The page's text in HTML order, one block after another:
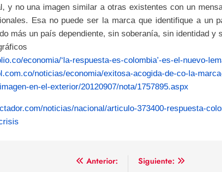
y no una imagen similar a otras existentes con un
Esa no puede ser la marca que identifique a un
más un país dependiente, sin soberanía, sin identidad y
economia/‘la-respuesta-es-colombia’-es-el-nuevo-
noticias/economia/exitosa-acogida-de-co-la-
en-el-exterior/20120907/nota/1757895.aspx
noticias/nacional/articulo-373400-respuesta-
Anterior:
Siguiente: